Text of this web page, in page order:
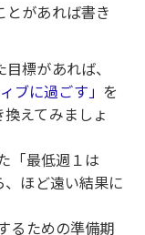
とがあれば書き
標があれば、
ブに過ごす」 を
えてみましょ
「最低週１は
ほど遠い結果に
るための準備期